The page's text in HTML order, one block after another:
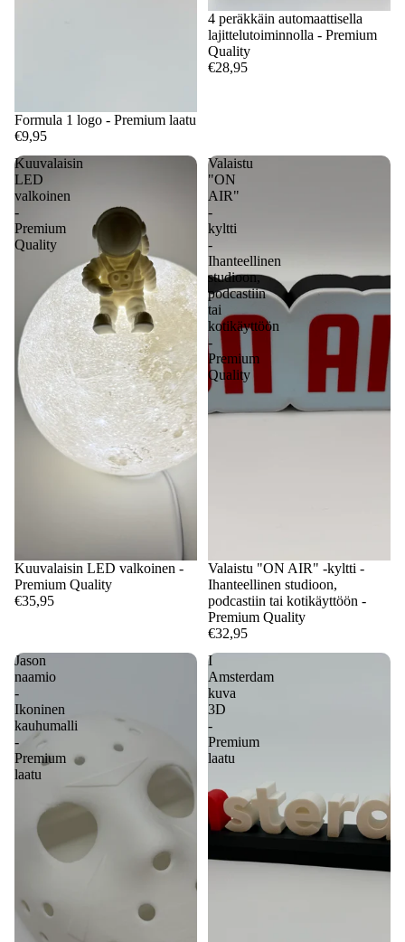
Formula 1 logo - Premium laatu
€9,95
4 peräkkäin automaattisella
lajittelutoiminnolla - Premium
Quality
€28,95
Kuuvalaisin
LED
valkoinen
-
Premium
Quality
Kuuvalaisin LED valkoinen -
Premium Quality
€35,95
Valaistu
"ON
AIR"
-
kyltti
-
Ihanteellinen
studioon,
podcastiin
tai
kotikäyttöön
-
Premium
Quality
Valaistu "ON AIR" -kyltti -
Ihanteellinen studioon,
podcastiin tai kotikäyttöön -
Premium Quality
€32,95
Jason
naamio
-
Ikoninen
kauhumalli
-
Premium
laatu
I
Amsterdam
kuva
3D
-
Premium
laatu